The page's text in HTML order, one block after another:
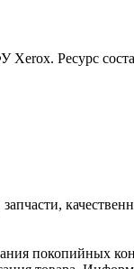
Ресурс
покопийных